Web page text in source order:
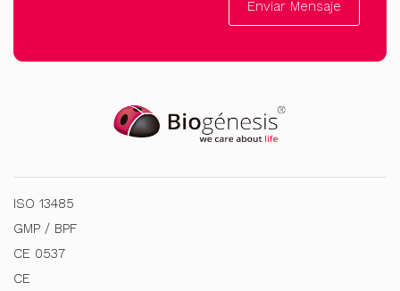
Enviar Mensaje
ISO 13485
GMP / BPF
CE 0537
CE